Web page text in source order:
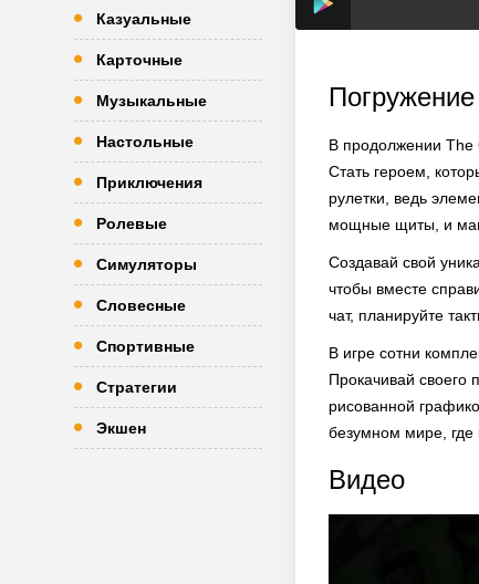
Казуальные
Карточные
Музыкальные
Настольные
Приключения
Ролевые
Симуляторы
Словесные
Спортивные
Стратегии
Экшен
В продолжении The
Стать героем,
рулетки, ведь
мощные щиты, и
Создавай свой
чтобы вместе
чат, планируйте
В игре сотни
Прокачивай своего
рисованной
безумном мире, где
Видео